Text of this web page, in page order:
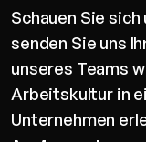
Schauen Sie
senden Sie uns
unseres Teams
Arbeitskultur in
Unternehmen